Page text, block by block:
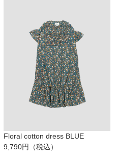
Floral cotton dress BLUE
9,790円（税込）